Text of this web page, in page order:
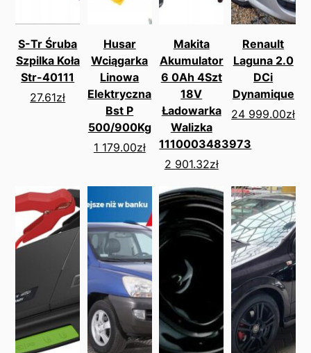
S-Tr Śruba
Szpilka Koła
Str-40111
27.61zł
Husar
Wciągarka
Linowa
Elektryczna
Bst P
500/900Kg
1 179.00zł
Makita
Akumulator
6 0Ah 4Szt
18V
Ładowarka
Walizka
1110003483973
2 901.32zł
Renault
Laguna 2.0
DCi
Dynamique
24 999.00zł